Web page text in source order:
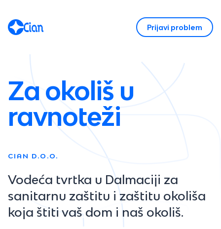
Prijavi problem
Za okoliš u
ravnoteži
CIAN D.O.O.
Vodeća tvrtka u Dalmaciji za
sanitarnu zaštitu i zaštitu okoliša
koja štiti vaš dom i naš okoliš.